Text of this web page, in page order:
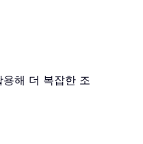
해 더 복잡한 조